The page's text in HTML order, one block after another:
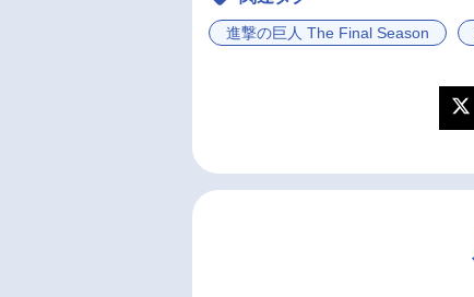
進撃の巨人 The Final Season